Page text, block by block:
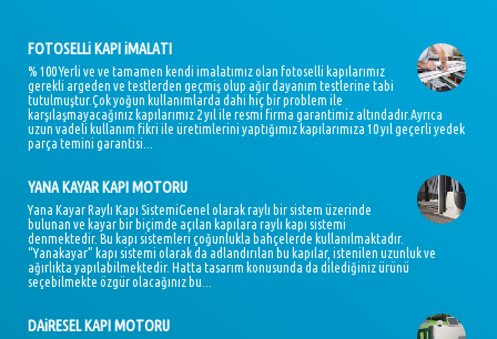
FOTOSELLi KAPI iMALATI
% 100 Yerli ve ve tamamen kendi imalatımız olan fotoselli kapılarımız
gerekli argeden ve testlerden geçmiş olup ağır dayanım testlerine tabi
tutulmuştur.Çok yoğun kullanımlarda dahi hiç bir problem ile
karşılaşmayacağınız kapılarımız 2 yıl ile resmi firma garantimiz altındadır.Ayrıca
uzun vadeli kullanım fikri ile üretimlerini yaptığımız kapılarımıza 10 yıl geçerli yedek
parça temini garantisi...
YANA KAYAR KAPI MOTORU
Yana Kayar Raylı Kapı SistemiGenel olarak raylı bir sistem üzerinde
bulunan ve kayar bir biçimde açılan kapılara raylı kapı sistemi
denmektedir. Bu kapı sistemleri çoğunlukla bahçelerde kullanılmaktadır.
“Yanakayar” kapı sistemi olarak da adlandırılan bu kapılar, istenilen uzunluk ve
ağırlıkta yapılabilmektedir. Hatta tasarım konusunda da dilediğiniz ürünü
seçebilmekte özgür olacağınız bu...
DAiRESEL KAPI MOTORU